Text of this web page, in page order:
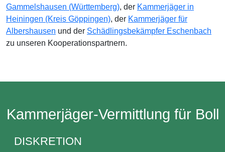
Gammelshausen (Württemberg), der Kammerjäger in
Heiningen (Kreis Göppingen), der Kammerjäger für
Albershausen und der Schädlingsbekämpfer Eschenbach
zu unseren Kooperationspartnern.
Kammerjäger-Vermittlung für Boll
DISKRETION